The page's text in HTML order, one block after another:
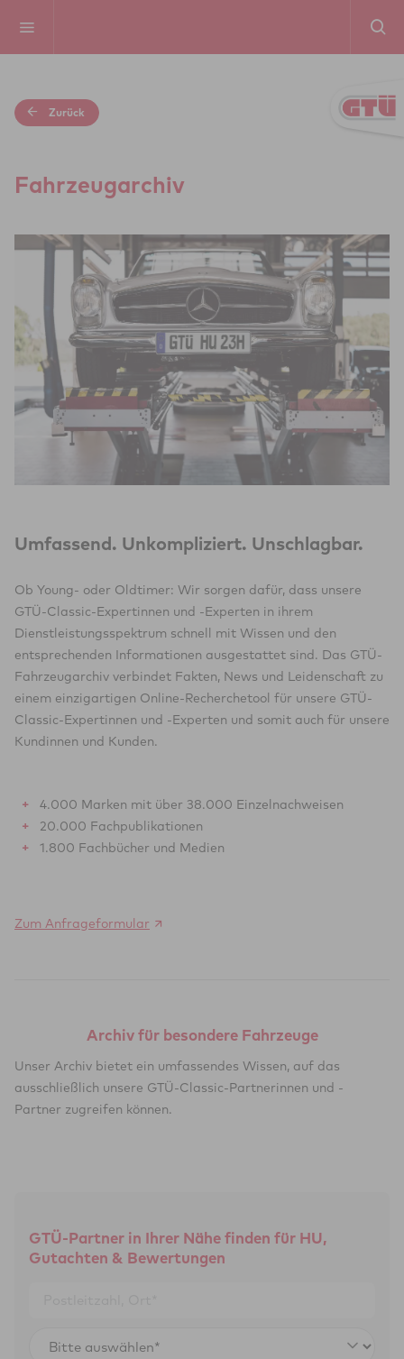
Zurück
Fahr­zeug­a­r­chiv
Umfassend. Unkompliziert. Unschlagbar.
Ob Young- oder Oldtimer: Wir sorgen dafür, dass unsere
GTÜ-Classic-Expertinnen und -Experten in ihrem
Dienstleistungsspektrum schnell mit Wissen und den
entsprechenden Informationen ausgestattet sind. Das GTÜ-
Fahrzeugarchiv verbindet Fakten, News und Leidenschaft zu
einem einzigartigen Online-Recherchetool für unsere GTÜ-
Classic-Expertinnen und -Experten und somit auch für unsere
Kundinnen und Kunden.
4.000 Marken mit über 38.000 Einzelnachweisen
20.000 Fachpublikationen
1.800 Fachbücher und Medien
Zum Anfrageformular
Archiv für besondere Fahrzeuge
Unser Archiv bietet ein umfassendes Wissen, auf das
ausschließlich unsere GTÜ-Classic-Partnerinnen und -
Partner zugreifen können.
GTÜ-Partner in Ihrer Nähe finden für HU,
Gutachten & Bewertungen